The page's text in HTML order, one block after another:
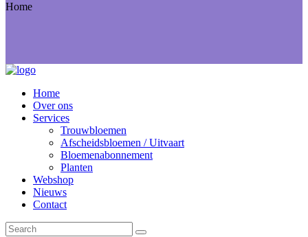
Home
Home
Over ons
Services
Trouwbloemen
Afscheidsbloemen / Uitvaart
Bloemenabonnement
Planten
Webshop
Nieuws
Contact